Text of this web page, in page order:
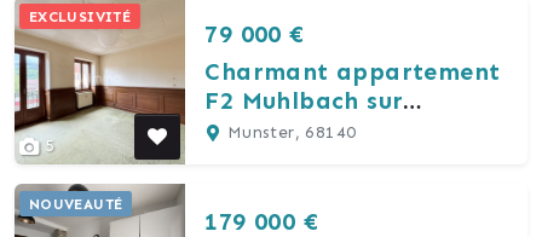
5
EXCLUSIVITÉ
79 000 €
Charmant appartement
F2 Muhlbach sur
Munster
Munster, 68140
NOUVEAUTÉ
179 000 €